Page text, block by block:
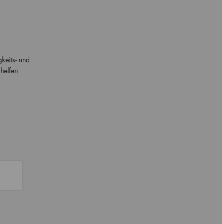
und